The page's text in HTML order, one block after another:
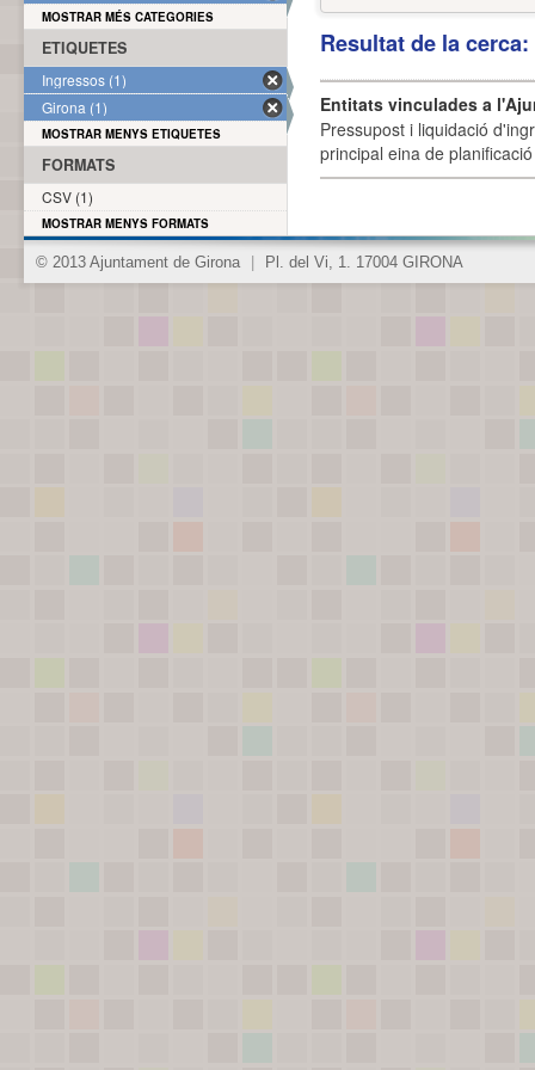
Resultat de la
Entitats vinculades a
Pressupost i liquidació
principal eina de
MOSTRAR MÉS CATEGORIES
ETIQUETES
Ingressos (1)
Girona (1)
MOSTRAR MENYS ETIQUETES
FORMATS
CSV (1)
MOSTRAR MENYS FORMATS
© 2013 Ajuntament de Girona Pl. del Vi, 1. 17004 GIRONA